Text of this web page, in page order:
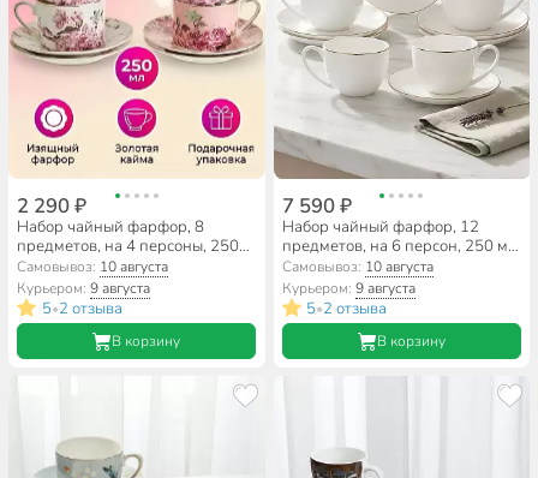
2 290 ₽
Набор чайный фарфор, 8
предметов, на 4 персоны, 250
мл, Английская роза,
МЛ165P/4, подарочная
упаковка
Самовывоз: 10 августа
Курьером:9 августа
5•2 отзыва
В корзину
7 590 ₽
Набор чайный фарфор, 12
предметов, на 6 персон, 250 мл,
Lefard, Кристал Голд, 414-058,
подарочная упаковка
Самовывоз: 10 августа
Курьером: 9 августа
5•2 отзыва
В корзину